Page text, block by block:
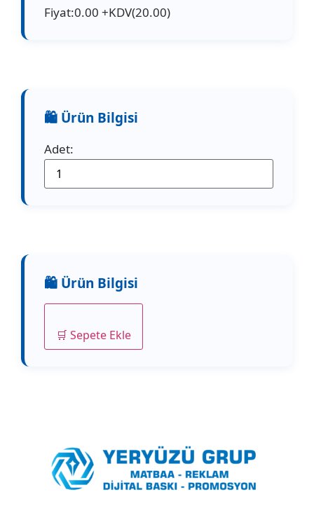
Fiyat:0.00 +KDV(20.00)
Adet:
🛒 Sepete Ekle